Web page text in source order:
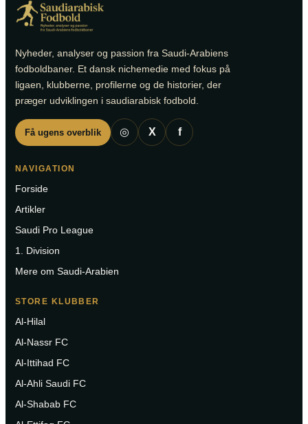
Nyheder, analyser og passion fra Saudi-Arabiens
fodboldbaner. Et dansk nichemedie med fokus på
ligaen, klubberne, profilerne og de historier, der
præger udviklingen i saudiarabisk fodbold.
Få ugens overblik ◎ X f
NAVIGATION
Forside
Artikler
Saudi Pro League
1. Division
Mere om Saudi-Arabien
STORE KLUBBER
Al-Hilal
Al-Nassr FC
Al-Ittihad FC
Al-Ahli Saudi FC
Al-Shabab FC